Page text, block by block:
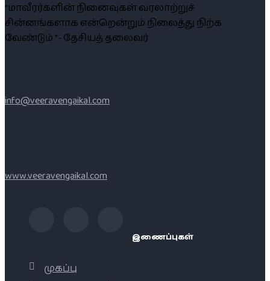
“மாவீரர்களின் நினைவுகள் வரலாற்றுச்
சின்னங்களாக என்றென்றும் நிலைத்து நிற்க
வேண்டும் ”- தேசியத் தலைவர்
info@veeravengaikal.com
www.veeravengaikal.com
இணைப்புகள்
முகப்பு